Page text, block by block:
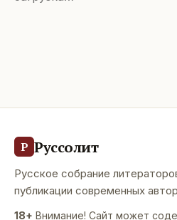
Р Руссолит
Русское собрание
публикации современных
18+ Внимание! Сайт может